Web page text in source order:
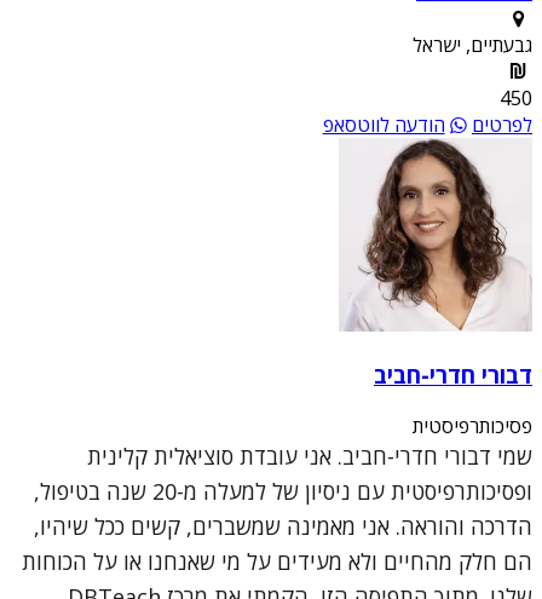
גבעתיים, ישראל
450
לפרטים
הודעה לווטסאפ
דבורי חדרי-חביב
פסיכותרפיסטית
שמי דבורי חדרי-חביב. אני עובדת סוציאלית קלינית
ופסיכותרפיסטית עם ניסיון של למעלה מ-20 שנה בטיפול,
הדרכה והוראה. אני מאמינה שמשברים, קשים ככל שיהיו,
הם חלק מהחיים ולא מעידים על מי שאנחנו או על הכוחות